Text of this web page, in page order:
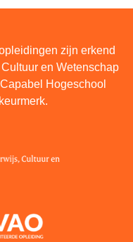
zijn erkend
en Wetenschap
Hogeschool